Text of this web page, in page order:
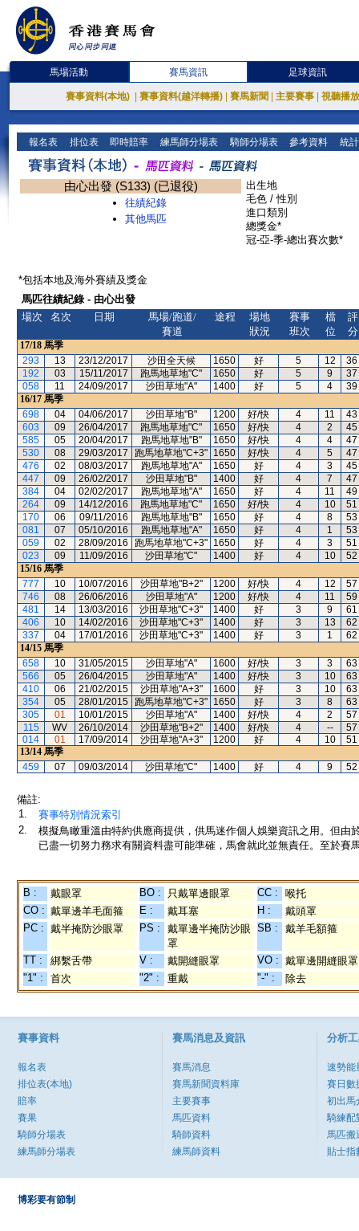
馬場活動 賽馬資訊 足球資訊
賽事資料(本地) 賽事資料(越洋轉播) 賽馬新聞 主要賽事 視聽播
報名表 排位表 即時賠率 練馬師分場表 騎師分場表 參考資料 統
由心出發 (S133) (已退役)
往績紀錄
其他馬匹
出生地
毛色 / 性別
進口類別
總獎金*
冠-亞-季-總出賽次數*
*包括本地及海外賽績及獎金
馬匹往績紀錄 - 由心出發
場次
名次 日期
馬場/跑道/
賽道
途程
場地
狀況
賽事
班次
檔
位
評
分
17/18 馬季
293
13 23/12/2017 沙田全天候 1650 好 5 12
36
192
03 15/11/2017 跑馬地草地"C" 1650 好 5 9
37
058
11 24/09/2017 沙田草地"A" 1400 好 5 4
39
16/17 馬季
698
04 04/06/2017 沙田草地"B" 1200 好/快 4 11
43
603
09 26/04/2017 跑馬地草地"C" 1650 好/快 4 2
45
585
05 20/04/2017 跑馬地草地"B" 1650 好/快 4 4
47
530
08 29/03/2017 跑馬地草地"C+3" 1650 好/快 4 5
47
476
02 08/03/2017 跑馬地草地"A" 1650 好 4 3
45
447
09 26/02/2017 沙田草地"B" 1400 好 4 7
47
384
04 02/02/2017 跑馬地草地"A" 1650 好 4 11
49
264
09 14/12/2016 跑馬地草地"C" 1650 好/快 4 10
51
170
06 09/11/2016 跑馬地草地"B" 1650 好 4 8
53
081
07 05/10/2016 跑馬地草地"A" 1650 好 4 1
53
059
02 28/09/2016 跑馬地草地"C+3" 1650 好 4 3
51
023
09 11/09/2016 沙田草地"C" 1400 好 4 10
52
15/16 馬季
777
10 10/07/2016 沙田草地"B+2" 1200 好/快 4 12
57
746
08 26/06/2016 沙田草地"A" 1200 好/快 4 11
59
481
14 13/03/2016 沙田草地"C+3" 1400 好 3 9
61
406
10 14/02/2016 沙田草地"C+3" 1400 好 3 13
62
337
04 17/01/2016 沙田草地"C+3" 1400 好 3 1
62
14/15 馬季
658
10 31/05/2015 沙田草地"A" 1600 好/快 3 3
63
566
05 26/04/2015 沙田草地"A" 1400 好/快 3 10
63
410
06 21/02/2015 沙田草地"A+3" 1600 好 3 10
63
354
05 28/01/2015 跑馬地草地"C+3" 1650 好 3 8
63
305
01 10/01/2015 沙田草地"A" 1400 好/快 4 2
57
115
WV 26/10/2014 沙田草地"B+2" 1400 好/快 4 --
57
014
01 17/09/2014 沙田草地"A+3" 1200 好 4 10
51
13/14 馬季
459
07 09/03/2014 沙田草地"C" 1400 好 4 9 52
備註:
1.
賽事特別情況索引
2.
模擬鳥瞰重溫由特約供應商提供，供馬迷作個人娛樂資訊之用。但
已盡一切努力務求有關資料盡可能準確，馬會就此並無責任。至於賽
B : 戴眼罩 BO : 只戴單邊眼罩 CC :
喉托
CO : 戴單邊羊毛面箍 E : 戴耳塞 H :
戴頭罩
PC : 戴半掩防沙眼罩 PS :
戴單邊半掩防沙眼
罩
SB : 戴羊毛額箍
TT : 綁繫舌帶 V : 戴開縫眼罩 VO : 戴單邊開縫眼罩
"1" :
首次 "2" : 重戴 "-" : 除去
賽事資料
報名表
排位表(本地)
賠率
賽果
騎師分場表
練馬師分場表
賽馬消息及資訊
賽馬消息
賽馬新聞資料庫
主要賽事
馬匹資料
騎師資料
練馬師資料
分析
速勢能
賽日數
初出馬
騎練配
馬匹搬
貼士指
博彩要有節制